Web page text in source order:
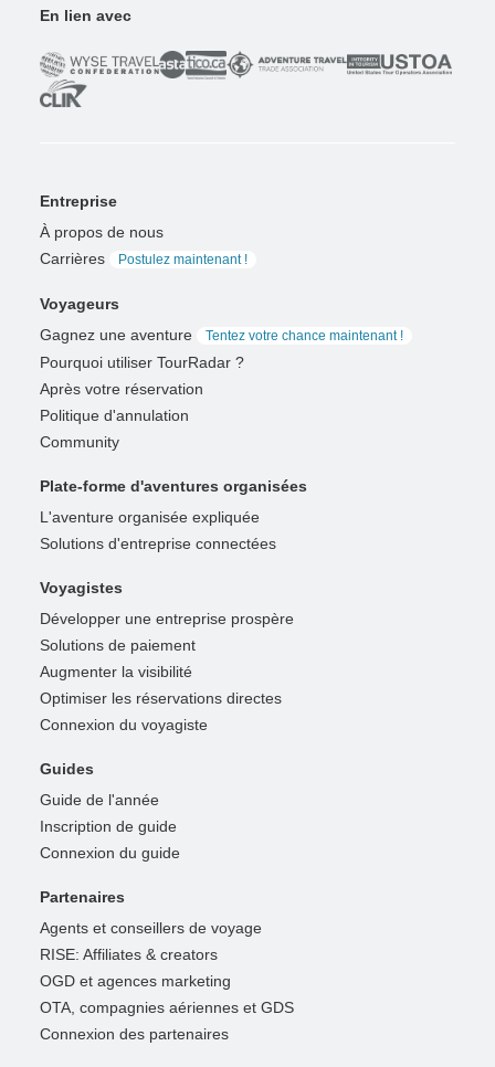
En lien avec
Entreprise
À propos de nous
Carrières
Postulez maintenant !
Voyageurs
Gagnez une aventure
Tentez votre chance maintenant !
Pourquoi utiliser TourRadar ?
Après votre réservation
Politique d'annulation
Community
Plate-forme d'aventures organisées
L'aventure organisée expliquée
Solutions d'entreprise connectées
Voyagistes
Développer une entreprise prospère
Solutions de paiement
Augmenter la visibilité
Optimiser les réservations directes
Connexion du voyagiste
Guides
Guide de l'année
Inscription de guide
Connexion du guide
Partenaires
Agents et conseillers de voyage
RISE: Affiliates & creators
OGD et agences marketing
OTA, compagnies aériennes et GDS
Connexion des partenaires